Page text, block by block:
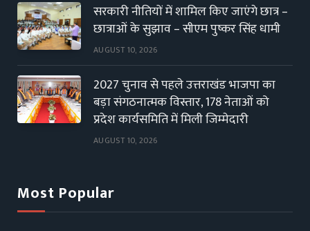
सरकारी नीतियों में शामिल किए जाएंगे छात्र –
छात्राओं के सुझाव – सीएम पुष्कर सिंह धामी
AUGUST 10, 2026
2027 चुनाव से पहले उत्तराखंड भाजपा का
बड़ा संगठनात्मक विस्तार, 178 नेताओं को
प्रदेश कार्यसमिति में मिली जिम्मेदारी
AUGUST 10, 2026
Most Popular